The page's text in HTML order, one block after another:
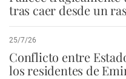
tras caer desde un
25/7/26
Conflicto entre
los residentes de